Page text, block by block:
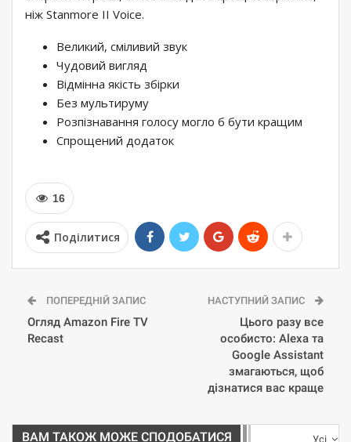
ніж Stanmore II Voice.
Великий, сміливий звук
Чудовий вигляд
Відмінна якість збірки
Без мультируму
Розпізнавання голосу могло б бути кращим
Спрощений додаток
16
Поділитися
ПОПЕРЕДНІЙ ЗАПИС
Огляд Amazon Fire TV
Recast
НАСТУПНИЙ ЗАПИС
Цього разу все
особисто: Alexa та
Google Assistant
змагаються, щоб
дізнатися вас краще
Усі
ВАМ ТАКОЖ МОЖЕ СПОДОБАТИСЯ